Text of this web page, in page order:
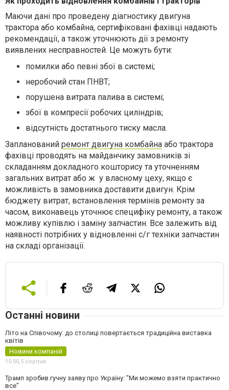
Маючи дані про проведену діагностику двигуна
трактора або комбайна, сертифіковані фахівці надають
рекомендації, а також уточнюють дії з ремонту
виявлених несправностей. Це можуть бути:
помилки або певні збої в системі;
неробочий стан ПНВТ;
порушена витрата палива в системі;
збої в компресії робочих циліндрів;
відсутність достатнього тиску масла.
Запланований ремонт двигуна комбайна або трактора
фахівці проводять на майданчику замовників зі
складанням докладного кошторису та уточненням
загальних витрат або ж у власному цеху, якщо є
можливість в замовника доставити двигун. Крім
бюджету витрат, встановлення термінів ремонту за
часом, виконавець уточнює специфіку ремонту, а також
можливу купівлю і заміну запчастин. Все залежить від
наявності потрібних у відновленні с/г техніки запчастин
на складі організації.
Останні новини
Літо на Співочому: до столиці повертається традиційна виставка
квітів
Новини компаній
15:00,5 серпня
Трамп зробив гучну заяву про Україну: "Ми можемо взяти практично
все"